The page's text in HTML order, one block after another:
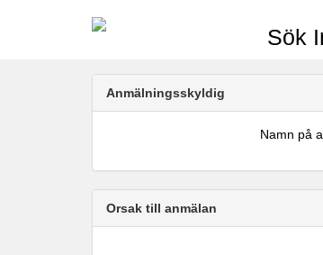
Sök
Anmälningsskyldig
Namn på
Orsak till anmälan